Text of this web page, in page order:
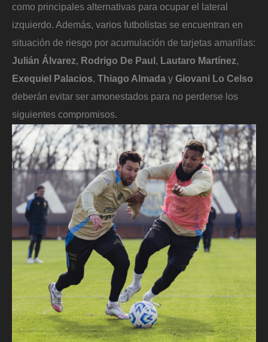
como principales alternativas para ocupar el lateral
izquierdo. Además, varios futbolistas se encuentran en
situación de riesgo por acumulación de tarjetas amarillas:
Julián Álvarez, Rodrigo De Paul, Lautaro Martínez,
Exequiel Palacios, Thiago Almada y Giovani Lo Celso
deberán evitar ser amonestados para no perderse los
siguientes compromisos.